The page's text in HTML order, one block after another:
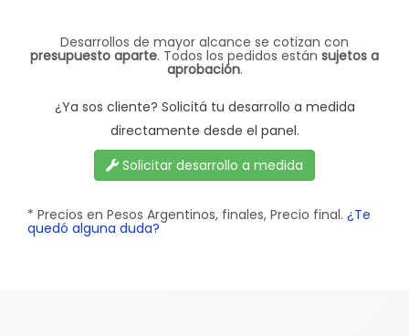
Desarrollos de mayor alcance se cotizan con
presupuesto aparte. Todos los pedidos están sujetos a
aprobación.
¿Ya sos cliente? Solicitá tu desarrollo a medida
directamente desde el panel.
Solicitar desarrollo a medida
* Precios en Pesos Argentinos, finales, Precio final. ¿Te
quedó alguna duda?